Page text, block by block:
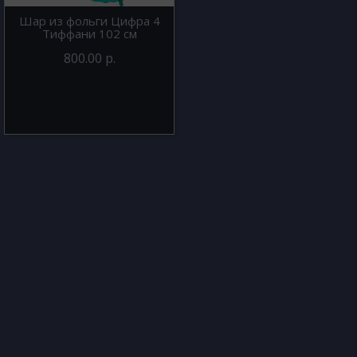
Шар из фольги Цифра 4
Тиффани 102 см
800.00 р.